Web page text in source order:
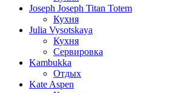
Joseph Joseph Titan Totem
Кухня
Julia Vysotskaya
Кухня
Сервировка
Kambukka
Отдых
Kate Aspen